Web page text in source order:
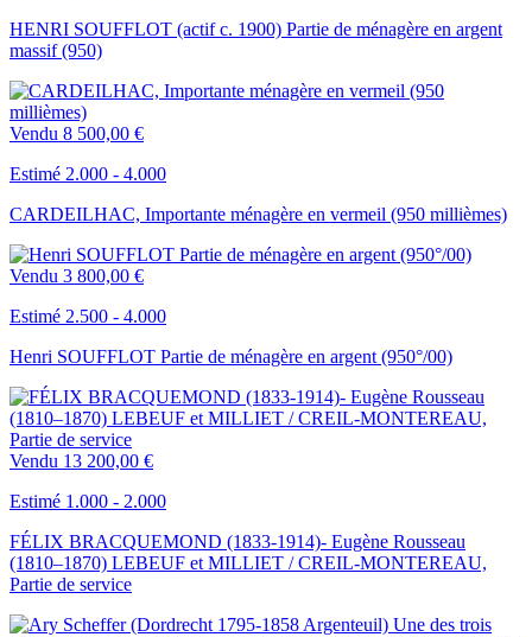
HENRI SOUFFLOT (actif c. 1900) Partie de ménagère en argent
massif (950)
Vendu 8 500,00 €
Estimé 2.000 - 4.000
CARDEILHAC, Importante ménagère en vermeil (950 millièmes)
Vendu 3 800,00 €
Estimé 2.500 - 4.000
Henri SOUFFLOT Partie de ménagère en argent (950°/00)
Vendu 13 200,00 €
Estimé 1.000 - 2.000
FÉLIX BRACQUEMOND (1833-1914)- Eugène Rousseau
(1810–1870) LEBEUF et MILLIET / CREIL-MONTEREAU,
Partie de service